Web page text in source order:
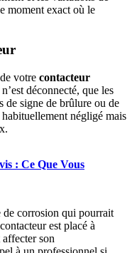
moment exact où le
votre contacteur
déconnecté, que les
de signe de brûlure ou de
négligé mais
: Ce Que Vous
de corrosion qui pourrait
est placé à
son